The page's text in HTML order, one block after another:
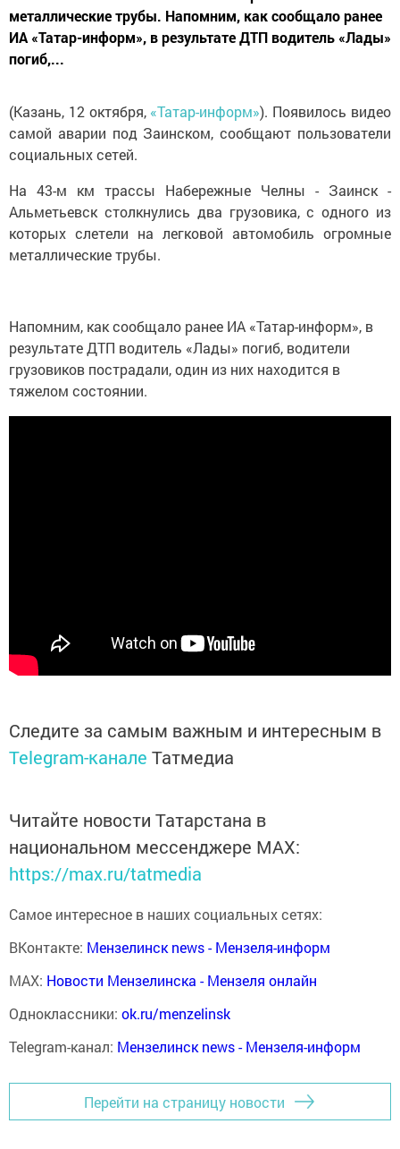
металлические трубы. Напомним, как сообщало ранее
ИА «Татар-информ», в результате ДТП водитель «Лады»
погиб,...
(Казань, 12 октября, «Татар-информ»). Появилось видео
самой аварии под Заинском, сообщают пользователи
социальных сетей.
На 43-м км трассы Набережные Челны - Заинск -
Альметьевск столкнулись два грузовика, с одного из
которых слетели на легковой автомобиль огромные
металлические трубы.
Напомним, как сообщало ранее ИА «Татар-информ», в
результате ДТП водитель «Лады» погиб, водители
грузовиков пострадали, один из них находится в
тяжелом состоянии.
Следите за самым важным и интересным в
Telegram-канале Татмедиа
Читайте новости Татарстана в
национальном мессенджере MАХ:
https://max.ru/tatmedia
Самое интересное в наших социальных сетях:
ВКонтакте: Мензелинск news - Мензеля-информ
MAX: Новости Мензелинска - Мензеля онлайн
Одноклассники: ok.ru/menzelinsk
Telegram-канал: Мензелинск news - Мензеля-информ
Перейти на страницу новости